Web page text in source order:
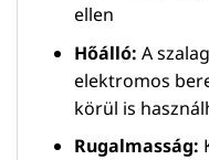
ellen
Hőálló: A
elektromos
körül is
Rugalmasság: